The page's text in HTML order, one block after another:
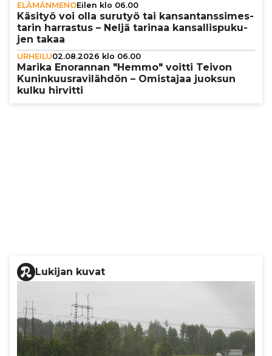
ELÄMÄNMENOEilen klo 06.00
Käsityö voi olla surutyö tai kan­san­tans­si­mes­
ta­rin harrastus – Neljä tarinaa kan­sal­lis­pu­ku­
jen takaa
URHEILU02.08.2026 klo 06.00
Marika Enorannan "Hemmo" voitti Teivon
Kunin­kuus­ra­vi­läh­dön – Omistajaa juoksun
kulku hirvitti
Lukijan kuvat